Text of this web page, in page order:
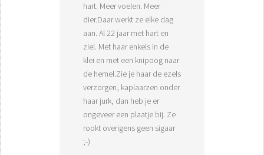
hart. Meer voelen. Meer
dier.Daar werkt ze elke dag
aan. Al 22 jaar met hart en
ziel. Met haar enkels in de
klei en met een knipoog naar
de hemel.Zie je haar de ezels
verzorgen, kaplaarzen onder
haar jurk, dan heb je er
ongeveer een plaatje bij. Ze
rookt overigens geen sigaar
;-)